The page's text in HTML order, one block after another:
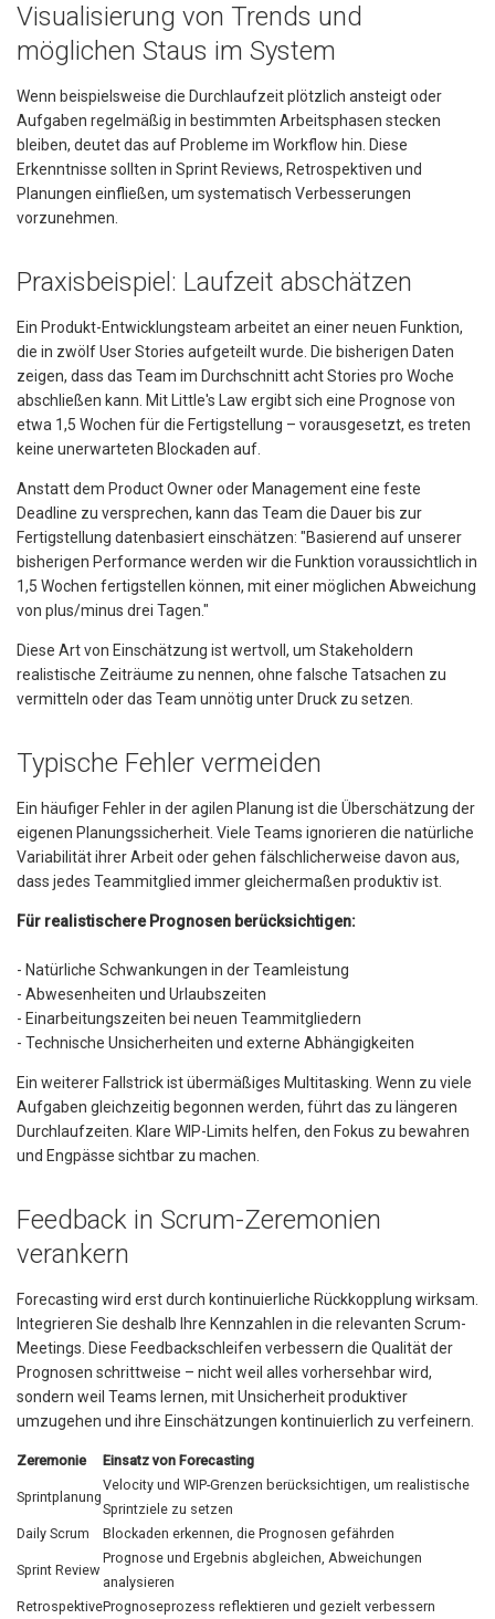
Visualisierung von Trends und
möglichen Staus im System
Wenn beispielsweise die Durchlaufzeit plötzlich ansteigt oder
Aufgaben regelmäßig in bestimmten Arbeitsphasen stecken
bleiben, deutet das auf Probleme im Workflow hin. Diese
Erkenntnisse sollten in Sprint Reviews, Retrospektiven und
Planungen einfließen, um systematisch Verbesserungen
vorzunehmen.
Praxisbeispiel: Laufzeit abschätzen
Ein Produkt-Entwicklungsteam arbeitet an einer neuen Funktion,
die in zwölf User Stories aufgeteilt wurde. Die bisherigen Daten
zeigen, dass das Team im Durchschnitt acht Stories pro Woche
abschließen kann. Mit Little's Law ergibt sich eine Prognose von
etwa 1,5 Wochen für die Fertigstellung – vorausgesetzt, es treten
keine unerwarteten Blockaden auf.
Anstatt dem Product Owner oder Management eine feste
Deadline zu versprechen, kann das Team die Dauer bis zur
Fertigstellung datenbasiert einschätzen: "Basierend auf unserer
bisherigen Performance werden wir die Funktion voraussichtlich in
1,5 Wochen fertigstellen können, mit einer möglichen Abweichung
von plus/minus drei Tagen."
Diese Art von Einschätzung ist wertvoll, um Stakeholdern
realistische Zeiträume zu nennen, ohne falsche Tatsachen zu
vermitteln oder das Team unnötig unter Druck zu setzen.
Typische Fehler vermeiden
Ein häufiger Fehler in der agilen Planung ist die Überschätzung der
eigenen Planungssicherheit. Viele Teams ignorieren die natürliche
Variabilität ihrer Arbeit oder gehen fälschlicherweise davon aus,
dass jedes Teammitglied immer gleichermaßen produktiv ist.
Für realistischere Prognosen berücksichtigen:
- Natürliche Schwankungen in der Teamleistung
- Abwesenheiten und Urlaubszeiten
- Einarbeitungszeiten bei neuen Teammitgliedern
- Technische Unsicherheiten und externe Abhängigkeiten
Ein weiterer Fallstrick ist übermäßiges Multitasking. Wenn zu viele
Aufgaben gleichzeitig begonnen werden, führt das zu längeren
Durchlaufzeiten. Klare WIP-Limits helfen, den Fokus zu bewahren
und Engpässe sichtbar zu machen.
Feedback in Scrum-Zeremonien
verankern
Forecasting wird erst durch kontinuierliche Rückkopplung wirksam.
Integrieren Sie deshalb Ihre Kennzahlen in die relevanten Scrum-
Meetings. Diese Feedbackschleifen verbessern die Qualität der
Prognosen schrittweise – nicht weil alles vorhersehbar wird,
sondern weil Teams lernen, mit Unsicherheit produktiver
umzugehen und ihre Einschätzungen kontinuierlich zu verfeinern.
Zeremonie Einsatz von Forecasting
Sprintplanung
Velocity und WIP-Grenzen berücksichtigen, um realistische
Sprintziele zu setzen
Daily Scrum
Blockaden erkennen, die Prognosen gefährden
Sprint Review
Prognose und Ergebnis abgleichen, Abweichungen
analysieren
RetrospektivePrognoseprozess reflektieren und gezielt verbessern